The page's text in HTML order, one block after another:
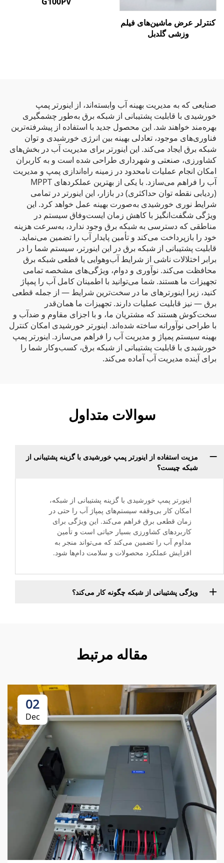
کنترلر عرض ماشین‌های فیلم
وزشی گلدبل
صنایعی که به مدیریت بهینه آب وابسته‌اند، از اینورتر پمپ
خورشیدی با قابلیت پشتیبانی از شبکه برق به‌طور چشمگیری
بهره‌مند خواهند شد. این محصول جدید با استفاده از پیشرفته‌ترین
فناوری‌های موجود، تعادلی بهینه بین انرژی خورشیدی و توان
شبکه برق ایجاد می‌کند. این اینورتر برای مدیریت آب در بخش‌های
کشاورزی، صنعتی و شهرداری طراحی شده است و به کاربران
امکان انجام عملیات نامحدود در زمینه راه‌اندازی پمپ و مدیریت
آب را فراهم می‌سازد. با یکی از بهترین عملکردهای MPPT
(ردیابی نقطه توان حداکثری) در بازار، این اینورتر در تمامی
شرایط نوری خورشیدی به‌صورت بهینه عمل خواهد کرد. این
ویژگی شگفت‌انگیز با کاهش زمان ایست‌وفاق سیستم در
مناطقی که دسترسی به شبکه برق وجود ندارد، به‌سرعت هزینه
خود را بازپرداخت می‌کند و تأمین پایدار آب را تضمین می‌نماید.
قابلیت پشتیبانی از شبکه برق در این اینورتر، سیستم شما را در
برابر اختلالات ناشی از شرایط آب‌وهوایی یا قطعی شبکه برق
محافظت می‌کند. نوآوری و دوام، ویژگی‌های مشخصه تمامی
تجهیزات ما هستند. شما می‌توانید با اطمینان کامل آب را پمپاژ
کنید، زیرا اینورترهای ما در سخت‌ترین شرایط — از جمله قطعی
برق — نیز قابلیت عملیات دارند. تجهیزات ما همان‌قدر
سخت‌کوش هستند که مشتریان ما، و با اجزای مقاوم و ضدآب و
با طراحی نوآورانه ساخته شده‌اند. اینورتر خورشیدی امکان کنترل
بهینه سیستم پمپاژ و مدیریت آب را فراهم می‌سازد. اینورتر پمپ
خورشیدی با قابلیت پشتیبانی از شبکه برق، کسب‌وکار شما را
برای آینده مدیریت آب آماده می‌کند.
سوالات متداول
مزیت استفاده از اینورتر پمپ خورشیدی با گزینه پشتیبانی از
شبکه چیست؟
اینورتر پمپ خورشیدی با گزینه پشتیبانی از شبکه،
امکان کار بی‌وقفه سیستم‌های پمپاژ آب را حتی در
زمان قطعی برق فراهم می‌کند. این ویژگی برای
کاربردهای کشاورزی بسیار حیاتی است و تأمین
مداوم آب را تضمین می‌کند که می‌تواند منجر به
افزایش عملکرد محصولات و سلامت دام‌ها شود.
ویژگی پشتیبانی از شبکه چگونه کار می‌کند؟
مقاله مرتبط
02
Dec